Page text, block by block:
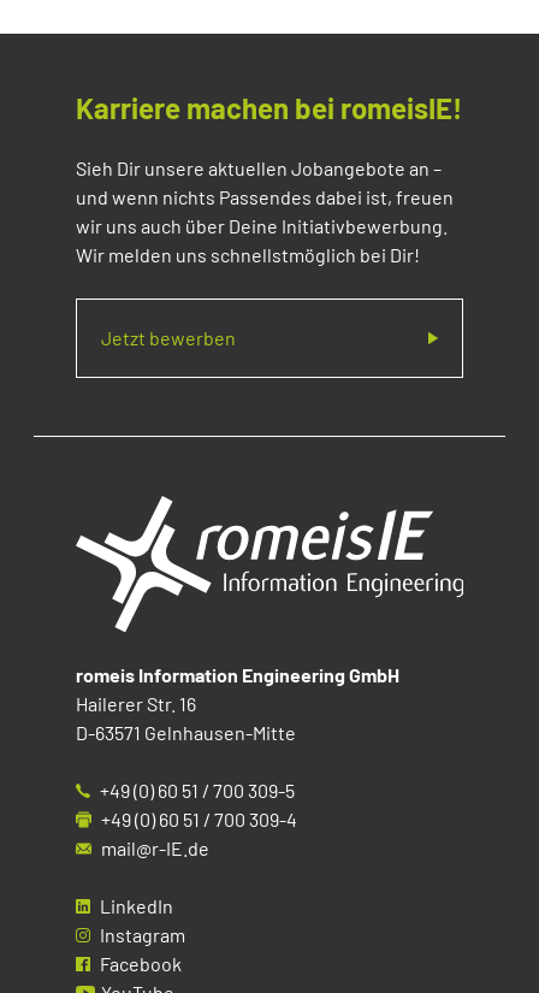
Karriere machen bei romeisIE!
Sieh Dir unsere aktuellen Jobangebote an –
und wenn nichts Passendes dabei ist, freuen
wir uns auch über Deine Initiativbewerbung.
Wir melden uns schnellstmöglich bei Dir!
Jetzt bewerben
romeis Information Engineering GmbH
Hailerer Str. 16
D-63571 Gelnhausen-Mitte
+49 (0) 60 51 / 700 309-5
+49 (0) 60 51 / 700 309-4
mail@r-IE.de
LinkedIn
Instagram
Facebook